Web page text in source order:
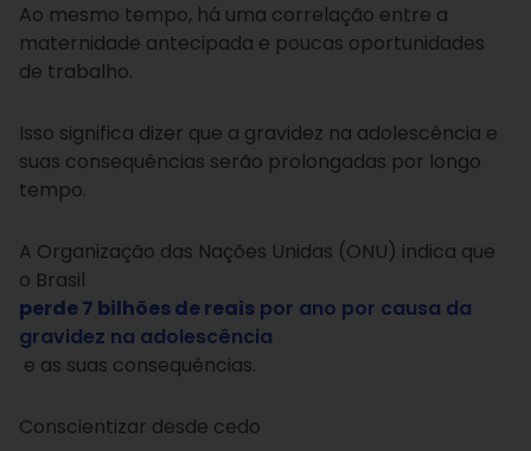
Ao mesmo tempo, há uma correlação entre a
maternidade antecipada e poucas oportunidades
de trabalho.
Isso significa dizer que a gravidez na adolescência e
suas consequências serão prolongadas por longo
tempo.
A Organização das Nações Unidas (ONU) indica que
o Brasil
perde 7 bilhões de reais por ano por causa da
gravidez na adolescência
e as suas consequências.
Conscientizar desde cedo